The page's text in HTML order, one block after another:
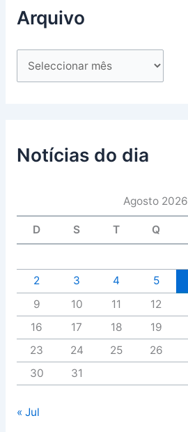
Arquivo
Notícias do dia
Agosto 2026
D S T Q
2
3 4 5
9
10 11 12
16
17 18 19
23
24 25 26
30
31
« Jul